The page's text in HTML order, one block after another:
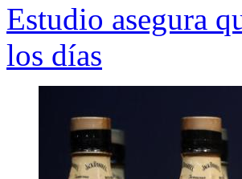
Estudio asegura
los días